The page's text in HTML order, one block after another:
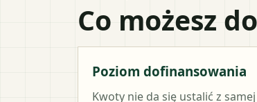
Co możesz
Poziom dofinansowania
Kwoty nie da się ustalić z